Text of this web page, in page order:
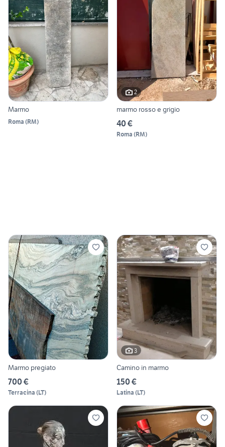
Marmo
Roma (RM)
2
marmo rosso e grigio
40 €
Roma (RM)
Marmo pregiato
700 €
Terracina (LT)
3
Camino in marmo
150 €
Latina (LT)